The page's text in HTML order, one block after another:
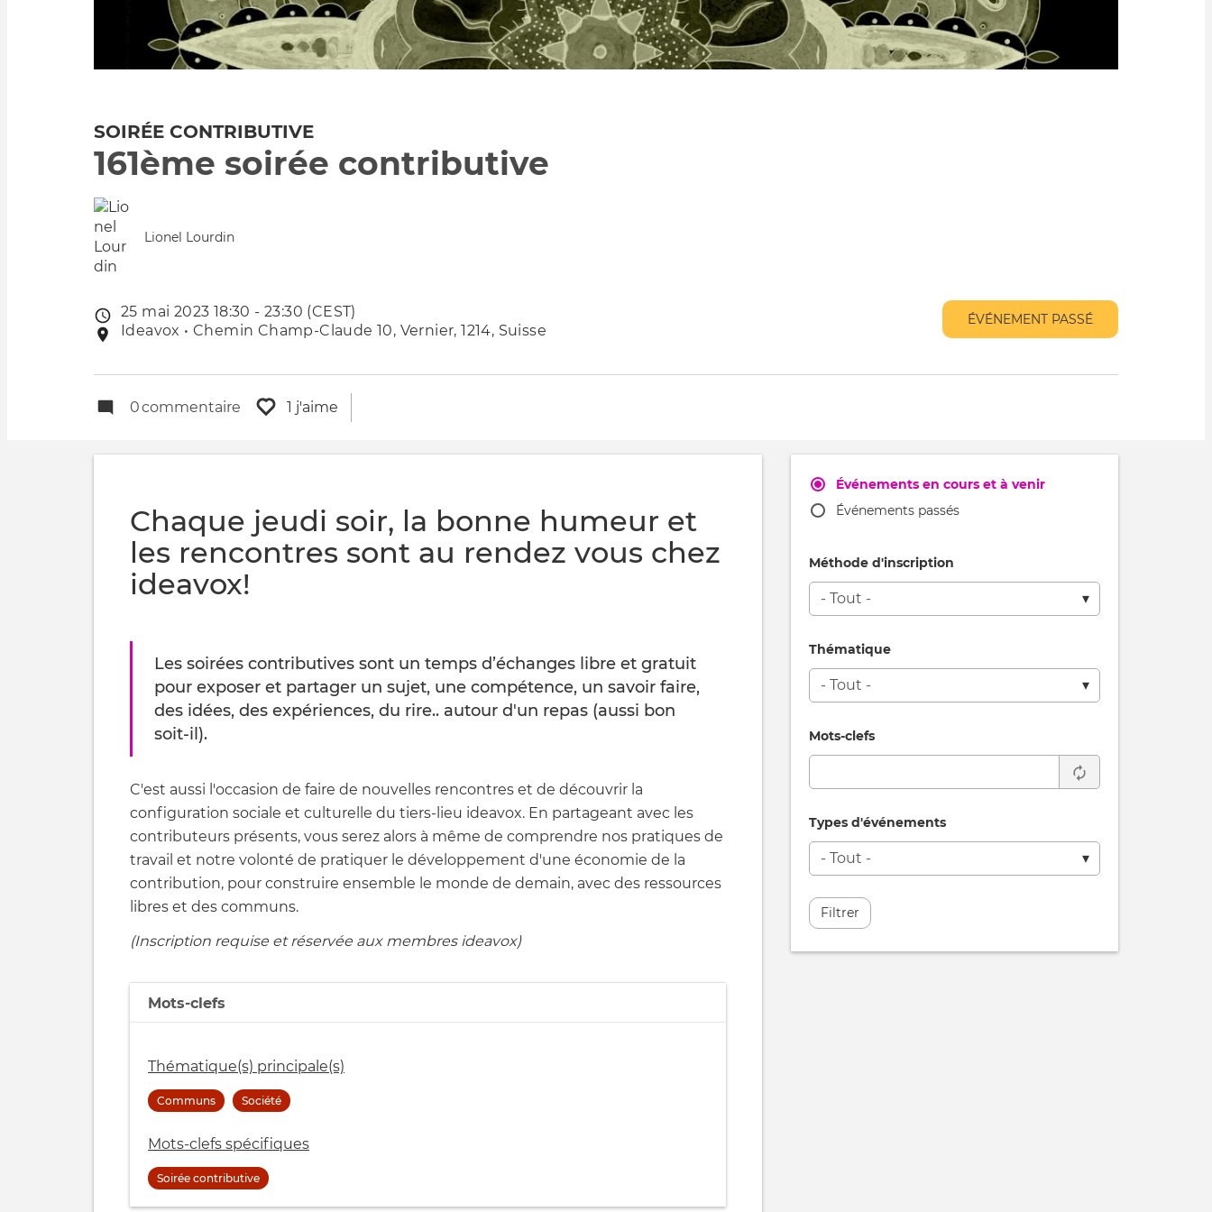
SOIRÉE CONTRIBUTIVE
161ème soirée contributive
Lionel Lourdin
Date
de
25 mai 2023 18:30 - 23:30 (CEST)
Lieu
Ideavox • Chemin Champ-Claude 10, Vernier, 1214, Suisse
ÉVÉNEMENT PASSÉ
0commentaire 1 j'aime
Événements en cours et à venir
Événements passés
Méthode d'inscription
Thématique
Mots-clefs
Types d'événements
Filtrer
Chaque jeudi soir, la bonne humeur et
les rencontres sont au rendez vous chez
ideavox!
Les soirées contributives sont un temps d’échanges libre et gratuit
pour exposer et partager un sujet, une compétence, un savoir faire,
des idées, des expériences, du rire.. autour d'un repas (aussi bon
soit-il).
C'est aussi l'occasion de faire de nouvelles rencontres et de découvrir la
configuration sociale et culturelle du tiers-lieu ideavox. En partageant avec les
contributeurs présents, vous serez alors à même de comprendre nos pratiques de
travail et notre volonté de pratiquer le développement d'une économie de la
contribution, pour construire ensemble le monde de demain, avec des ressources
libres et des communs.
(Inscription requise et réservée aux membres ideavox)
Mots-clefs
Thématique(s) principale(s)
Communs Société
Mots-clefs spécifiques
Soirée contributive